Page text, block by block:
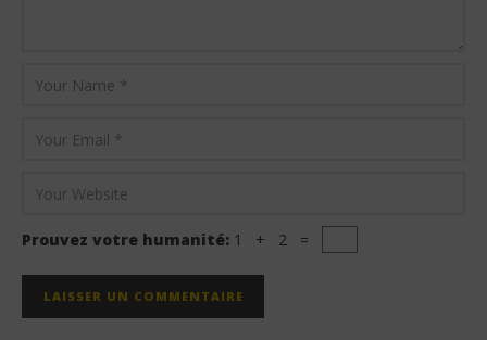
Prouvez votre humanité: 1 + 2 =